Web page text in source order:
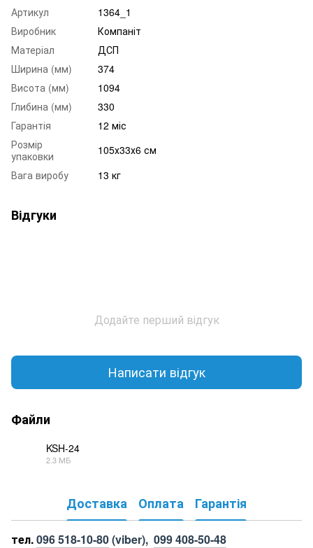
Артикул
1364_1
Виробник
Компаніт
Матеріал
ДСП
Ширина (мм)
374
Висота (мм)
1094
Глибина (мм)
330
Гарантія
12 міс
Розмір
упаковки
105х33х6 см
Вага виробу
13 кг
Відгуки
Додайте перший відгук
Написати відгук
Файли
KSH-24
2.3 МБ
Доставка Оплата Гарантія
тел.096 518-10-80(viber), 099 408-50-48